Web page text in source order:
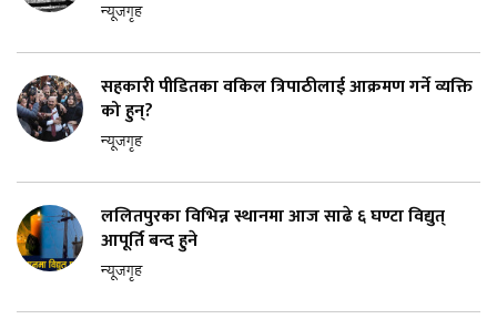
न्यूजगृह
सहकारी पीडितका वकिल त्रिपाठीलाई आक्रमण गर्ने व्यक्ति
को हुन्?
न्यूजगृह
ललितपुरका विभिन्न स्थानमा आज साढे ६ घण्टा विद्युत्
आपूर्ति बन्द हुने
न्यूजगृह